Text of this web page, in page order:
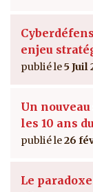
enjeu
5 Juil
Un
les 10 ans
26
Le